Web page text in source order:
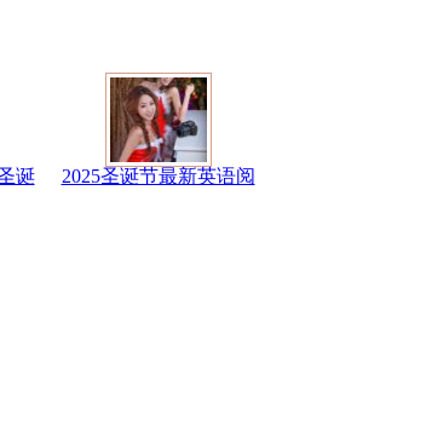
诞 2025圣诞节最新英语阅